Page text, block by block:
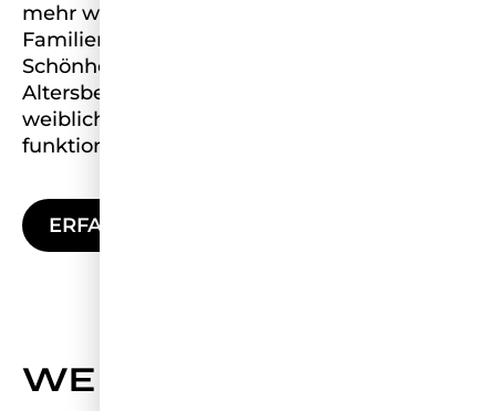
mehr wie zuvor. Der neue Chef des
Familienunternehmens hat aus einem
Schönheitswettbewerb mit
Altersbeschränkung eine offene Bühne für
weibliche Talente geschaffen. Kann das
funktionieren?
ERFAHRE MEHR
WEITERE NEWS